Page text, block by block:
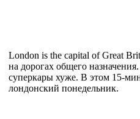
London is the capital of Great
на дорогах общего
суперкары хуже. В этом 15-
лондонский понедельник.